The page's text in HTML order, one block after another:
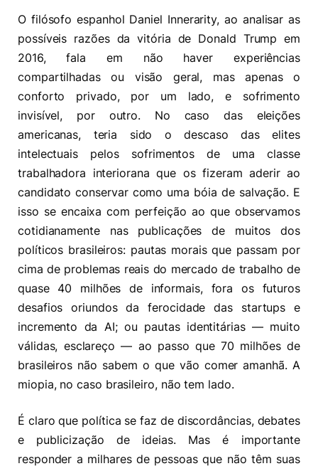
O filósofo espanhol Daniel Innerarity, ao analisar as
possíveis razões da vitória de Donald Trump em
2016, fala em não haver experiências
compartilhadas ou visão geral, mas apenas o
conforto privado, por um lado, e sofrimento
invisível, por outro. No caso das eleições
americanas, teria sido o descaso das elites
intelectuais pelos sofrimentos de uma classe
trabalhadora interiorana que os fizeram aderir ao
candidato conservar como uma bóia de salvação. E
isso se encaixa com perfeição ao que observamos
cotidianamente nas publicações de muitos dos
políticos brasileiros: pautas morais que passam por
cima de problemas reais do mercado de trabalho de
quase 40 milhões de informais, fora os futuros
desafios oriundos da ferocidade das startups e
incremento da AI; ou pautas identitárias — muito
válidas, esclareço — ao passo que 70 milhões de
brasileiros não sabem o que vão comer amanhã. A
miopia, no caso brasileiro, não tem lado.
É claro que política se faz de discordâncias, debates
e publicização de ideias. Mas é importante
responder a milhares de pessoas que não têm suas